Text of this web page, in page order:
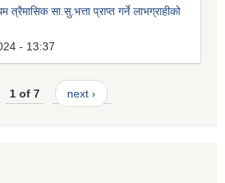
सा.सु.भत्ता प्राप्त गर्ने लाभग्राहीको
- 13:37
1 of 7 next ›